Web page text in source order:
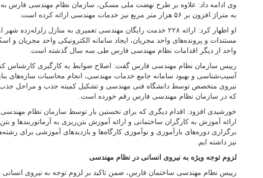
به متراژ افزون بر ۵۶ هزار متر مربع نیز خدمات مهندسی ارائه کرده است.
او اظهار کرد: ارائه ۲۲۸ خدمت رایگان مهندسی تعمیری به منازل
مستندات و پرونده‌های واحد مجریان، ایجاد سامانه الکترونیکی واحد مجریان و
واحد از دیگر اقدامات نظام مهندسی فارس طی سه سال گذشته است.
رییس سازمان نظام مهندسی فارس گفت: اصلاح ضوابط به ‌کارگیری کارشناس
آسیب‌شناسی و بهبود سامانه جامع خدمات مهندسی، انجام محاسبات سازه‌های
نیروی متخصص توسط دانشگاه فنی مهندسی و تشکیل کمیته جذب و مراحل جذب
که در سازمان نظام مهندسی فارس رقم خورده است.
خورشیدی افزود: اقدام دیگری که برای نخستین بار توسط سازمان نظام
ارائه آموزش به کارگران ساختمانی و ارائه آموزش بتن‌ریزی به آرماتوربندها و
برگزاری دوره‌های بازآموزی و نوآموزی کارگاه‌ها و بازدیدهای آموزشی برای
نیز داشته ایم.
لزوم توجه ویژه به نیروی انسانی در نظام مهندسی
رییس نظام مهندسی ساختمان فارس، ضمن تاکید بر لزوم توجه به نیروی انسانی